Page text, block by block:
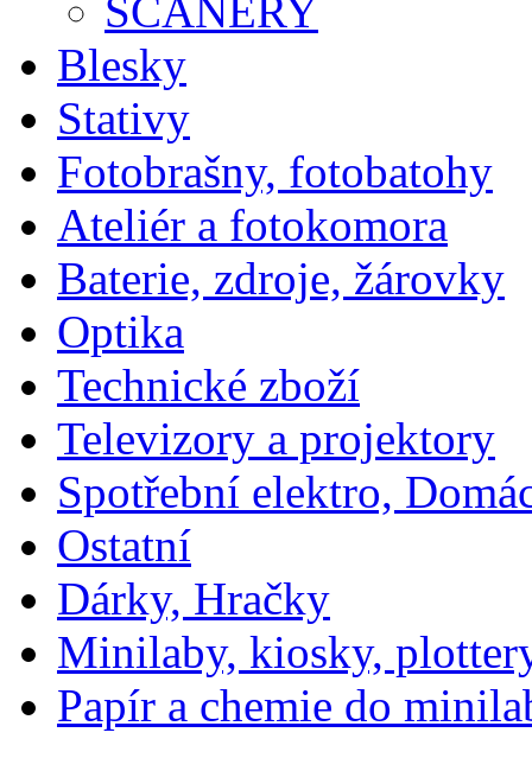
SCANERY
Blesky
Stativy
Fotobrašny, fotobatohy
Ateliér a fotokomora
Baterie, zdroje, žárovky
Optika
Technické zboží
Televizory a projektory
Spotřební elektro,
Ostatní
Dárky, Hračky
Minilaby, kiosky,
Papír a chemie do